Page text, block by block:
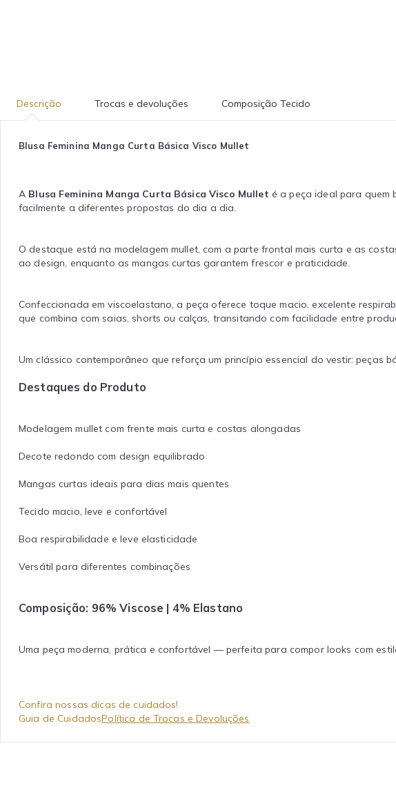
Descrição Trocas e devoluções Composição Tecido
Blusa Feminina Manga Curta Básica Visco Mullet
A Blusa Feminina Manga Curta Básica Visco Mullet é a peça ideal para quem
facilmente a diferentes propostas do dia a dia.
O destaque está na modelagem mullet, com a parte frontal mais curta e as
ao design, enquanto as mangas curtas garantem frescor e praticidade.
Confeccionada em viscoelastano, a peça oferece toque macio, excelente
que combina com saias, shorts ou calças, transitando com facilidade entre
Um clássico contemporâneo que reforça um princípio essencial do vestir: peças
Destaques do Produto
Modelagem mullet com frente mais curta e costas alongadas
Decote redondo com design equilibrado
Mangas curtas ideais para dias mais quentes
Tecido macio, leve e confortável
Boa respirabilidade e leve elasticidade
Versátil para diferentes combinações
Composição: 96% Viscose | 4% Elastano
Uma peça moderna, prática e confortável — perfeita para compor looks com
Confira nossas dicas de cuidados!
Guia de CuidadosPolítica de Trocas e Devoluções